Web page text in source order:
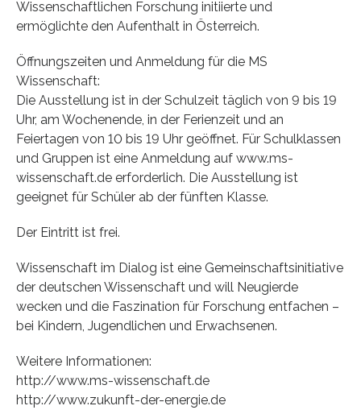
Wissenschaftlichen Forschung initiierte und
ermöglichte den Aufenthalt in Österreich.
Öffnungszeiten und Anmeldung für die MS
Wissenschaft:
Die Ausstellung ist in der Schulzeit täglich von 9 bis 19
Uhr, am Wochenende, in der Ferienzeit und an
Feiertagen von 10 bis 19 Uhr geöffnet. Für Schulklassen
und Gruppen ist eine Anmeldung auf www.ms-
wissenschaft.de erforderlich. Die Ausstellung ist
geeignet für Schüler ab der fünften Klasse.
Der Eintritt ist frei.
Wissenschaft im Dialog ist eine Gemeinschaftsinitiative
der deutschen Wissenschaft und will Neugierde
wecken und die Faszination für Forschung entfachen –
bei Kindern, Jugendlichen und Erwachsenen.
Weitere Informationen:
http://www.ms-wissenschaft.de
http://www.zukunft-der-energie.de